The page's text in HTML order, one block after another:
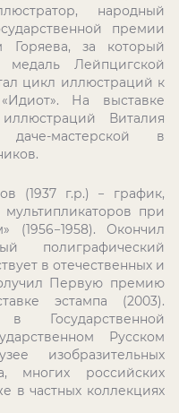
народный
премии
за который
Лейпцигской
цикл иллюстраций к
На выставке
Виталия
мастерской в
(1937 г.р.) − график,
при
(1956−1958). Окончил
полиграфический
в отечественных и
Первую премию
эстампа (2003).
Государственной
Русском
изобразительных
многих российских
в частных коллекциях